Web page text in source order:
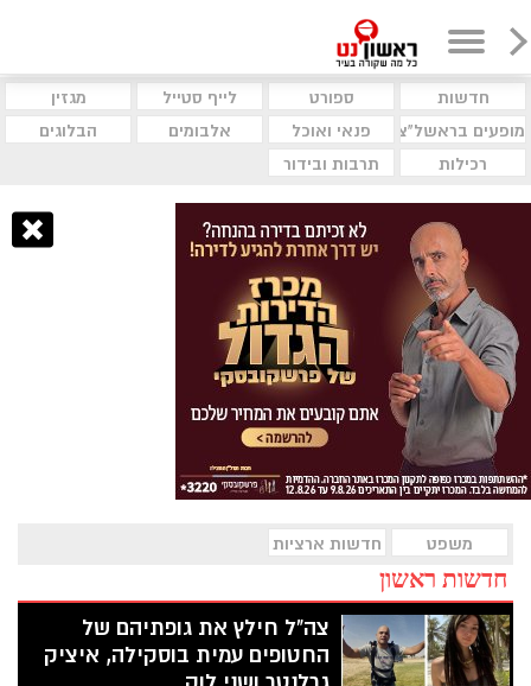
חדשות ספורט לייף סטייל
מגזין
מופעים בראשל"צ
פנאי ואוכל אלבומים
הבלוגים
רכילות
תרבות ובידור
משפט חדשות ארציות
חדשות ראשון
צה"ל חילץ את גופתיהם של
החטופים עמית בוסקילה, איציק